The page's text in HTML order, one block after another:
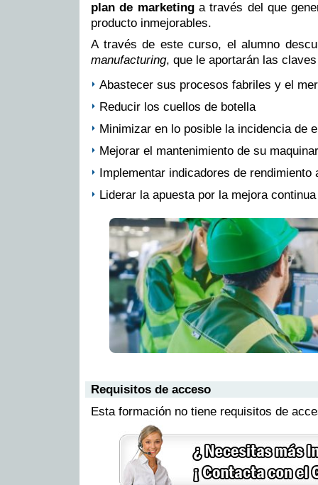
plan de marketinga través del que
producto inmejorables.
A través de este curso, el alumno
manufacturing, que le aportarán las
Abastecer sus procesos fabriles y el
Reducir los cuellos de botella
Minimizar en lo posible la incidencia de
Mejorar el mantenimiento de su
Implementar indicadores de rendimiento
Liderar la apuesta por la mejora continua
Requisitos de acceso
Esta formación no tiene requisitos de